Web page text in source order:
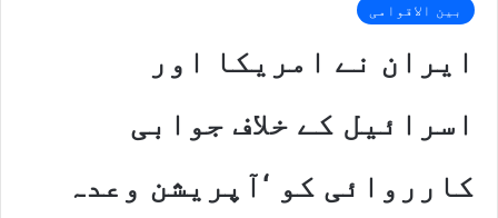
بین الاقوامی
ایران نے امریکا اور
اسرائیل کے خلاف جوابی
کارروائی کو ‘آپریشن وعدہ